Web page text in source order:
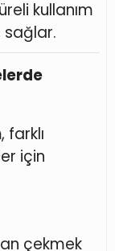
kullanım
sağlar.
, farklı
için
çekmek